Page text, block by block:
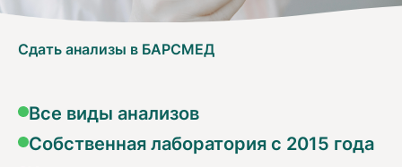
Сдать анализы в БАРСМЕД
Все виды анализов
Собственная лаборатория с 2015 года